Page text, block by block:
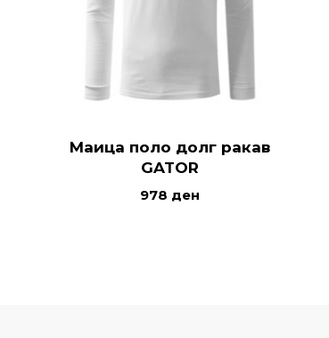
Маица поло долг ракав
GATOR
978 ден